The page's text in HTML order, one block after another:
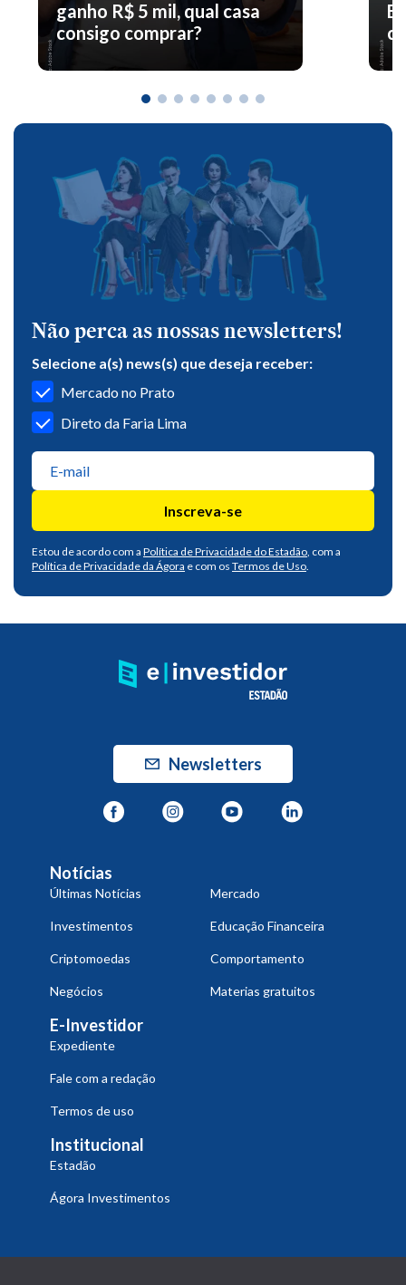
ganho R$ 5 mil, qual casa
consigo comprar?
Não perca as nossas newsletters!
Selecione a(s) news(s) que deseja receber:
Mercado no Prato
Direto da Faria Lima
Inscreva-se
Estou de acordo com a Política de Privacidade do Estadão, com a
Política de Privacidade da Ágora e com os Termos de Uso.
Newsletters
Notícias
Últimas Notícias Mercado
Investimentos Educação Financeira
Criptomoedas Comportamento
Negócios Materias gratuitos
E-Investidor
Expediente
Fale com a redação
Termos de uso
Institucional
Estadão
Ágora Investimentos